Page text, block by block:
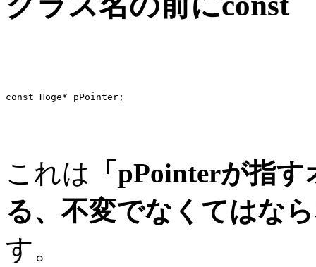
これは 「pPointerが指
る、不変でなくてはな
す。